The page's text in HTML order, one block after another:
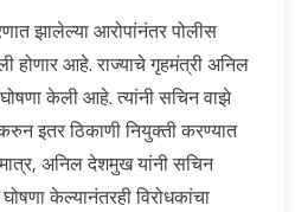
झालेल्या आरोपांनंतर पोलीस
होणार आहे. राज्याचे गृहमंत्री अनिल
केली आहे. त्यांनी सचिन वाझे
इतर ठिकाणी नियुक्ती करण्यात
मात्र, अनिल देशमुख यांनी सचिन
केल्यानंतरही विरोधकांचा